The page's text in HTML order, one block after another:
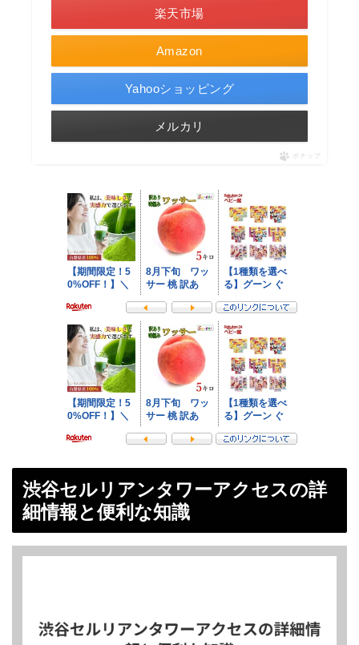
Amazon
楽天市場
Yahooショッピング
メルカリ
ポチップ
渋谷セルリアンタワーアクセスの詳
細情報と便利な知識